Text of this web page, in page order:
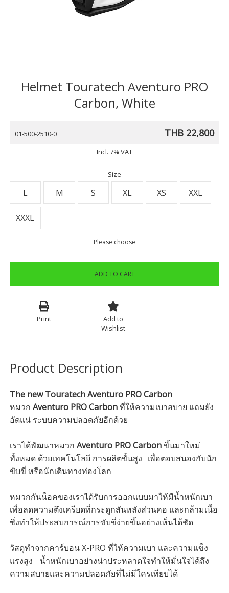
Helmet Touratech Aventuro PRO
Carbon, White
01-500-2510-0 THB 22,800
Incl. 7% VAT
Size
L M S XL XS XXL
XXXL
Please choose
ADD TO CART
Print
Add to
Wishlist
Product Description
The new Touratech Aventuro PRO Carbon
หมวก Aventuro PRO Carbonที่ให้ความเบาสบาย แถมยัง
อัดแน่ ระบบความปลอดภัยอีกด้วย
เราได้พัฒนาหมวก Aventuro PRO Carbonขึ้นมาใหม่
ทั้งหมด ด้วยเทคโนโลยี การผลิตขั้นสูง เพื่อตอบสนองกับนัก
ขับขี่ หรือนักเดินทางท่องโลก
หมวกกันน็อคของเราได้รับการออกแบบมาให้มีน้ำหนักเบา
เพื่อลดความตึงเครียดที่กระดูกสันหลังส่วนคอ และกล้ามเนื้อ
ซึ่งทำให้ประสบการณ์การขับขี่ง่ายขึ้นอย่างเห็นได้ชัด
วัสดุทำจากคาร์บอน X-PRO ที่ให้ความเบา และความแข็ง
แรงสูง น้ำหนักเบาอย่างน่าประหลาดใจทำให้มั่นใจได้ถึง
ความสบายและความปลอดภัยที่ไม่มีใครเทียบได้